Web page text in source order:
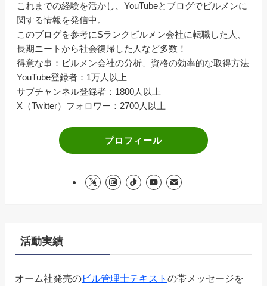
これまでの経験を活かし、YouTubeとブログでビルメンに
関する情報を発信中。
このブログを参考にSランクビルメン会社に転職した人、
長期ニートから社会復帰した人など多数！
得意な事：ビルメン会社の分析、資格の効率的な取得方法
YouTube登録者：1万人以上
サブチャンネル登録者：1800人以上
X（Twitter）フォロワー：2700人以上
プロフィール
活動実績
オーム社発売のビル管理士テキスト の帯メッセージを